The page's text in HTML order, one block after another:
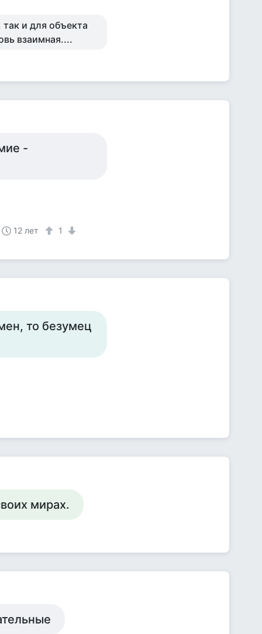
и для объекта
взаимная....
-
12 лет 1
то безумец
мирах.